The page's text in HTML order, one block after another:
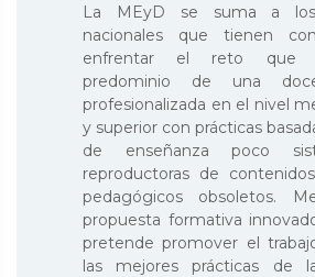
La MEyD se suma a los
nacionales que tienen
enfrentar el reto que
predominio de una
profesionalizada en el nivel
y superior con prácticas
de enseñanza poco
reproductoras de
pedagógicos obsoletos.
propuesta formativa
pretende promover el
las mejores prácticas de